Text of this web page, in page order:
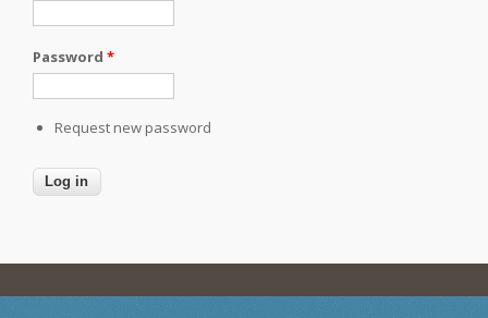
Password *
Request new password